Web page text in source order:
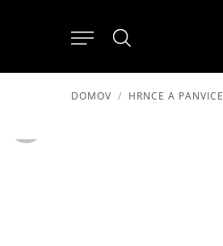
DOMOV HRNCE A PANVICE